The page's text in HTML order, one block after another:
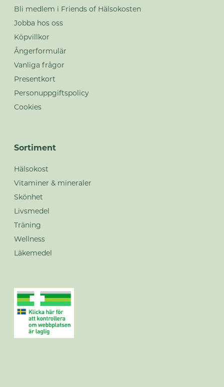
Bli medlem i Friends of Hälsokosten
Jobba hos oss
Köpvillkor
Ångerformulär
Vanliga frågor
Presentkort
Personuppgiftspolicy
Cookies
Sortiment
Hälsokost
Vitaminer & mineraler
Skönhet
Livsmedel
Träning
Wellness
Läkemedel